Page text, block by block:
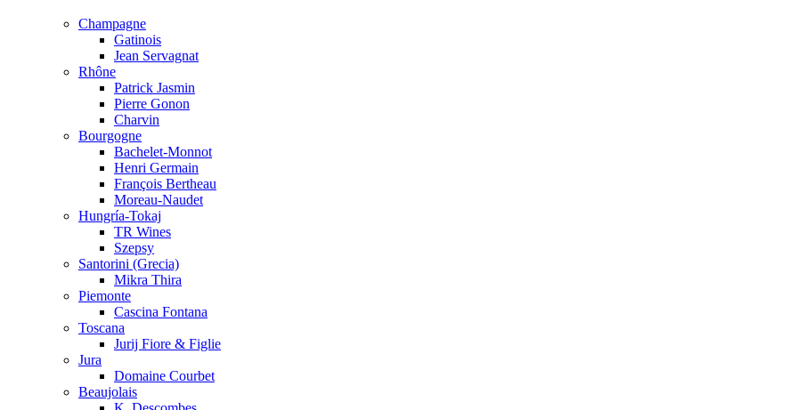
Champagne
Gatinois
Jean Servagnat
Rhône
Patrick Jasmin
Pierre Gonon
Charvin
Bourgogne
Bachelet-Monnot
Henri Germain
François Bertheau
Moreau-Naudet
Hungría-Tokaj
TR Wines
Szepsy
Santorini (Grecia)
Mikra Thira
Piemonte
Cascina Fontana
Toscana
Jurij Fiore & Figlie
Jura
Domaine Courbet
Beaujolais